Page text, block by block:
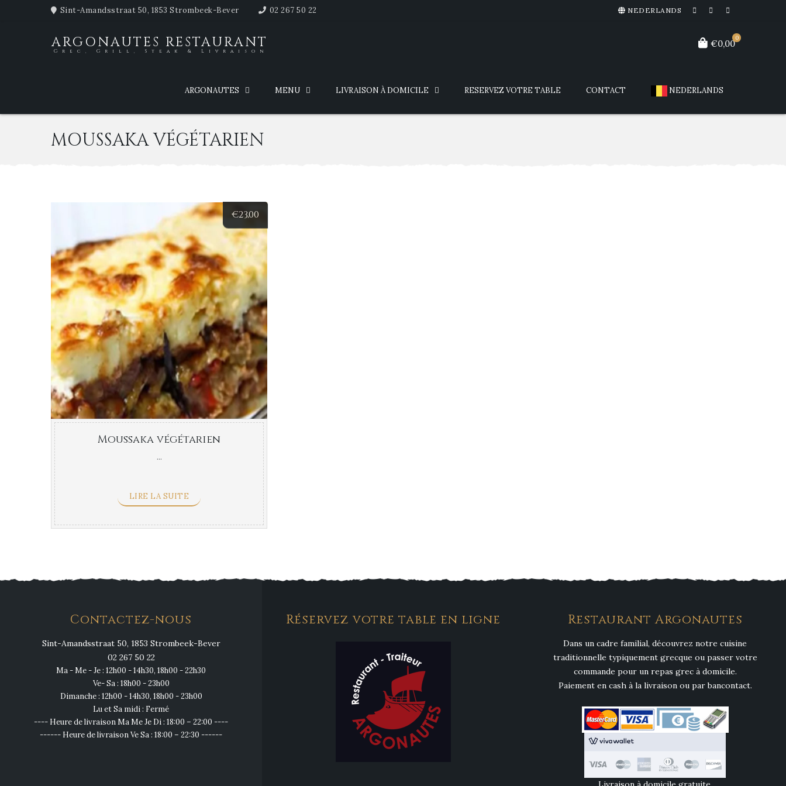
NEDERLANDS
Sint-Amandsstraat 50, 1853 Strombeek-Bever 02 267 50 22
ARGONAUTES RESTAURANT
Grec, Grill, Steak & Livraison
0
€0,00
ARGONAUTES MENU LIVRAISON À DOMICILE RESERVEZ VOTRE TABLE CONTACT NEDERLANDS
MOUSSAKA VÉGÉTARIEN
€23,00
Moussaka végétarien
...
LIRE LA SUITE
Contactez-nous
Sint-Amandsstraat 50, 1853 Strombeek-Bever
02 267 50 22
Ma - Me - Je : 12h00 - 14h30, 18h00 - 22h30
Ve- Sa : 18h00 - 23h00
Dimanche : 12h00 - 14h30, 18h00 - 23h00
Lu et Sa midi : Fermé
---- Heure de livraison Ma Me Je Di : 18:00 – 22:00 ----
------ Heure de livraison Ve Sa : 18:00 – 22:30 ------
Réservez votre table en ligne Restaurant Argonautes
Dans un cadre familial, découvrez notre cuisine
traditionnelle typiquement grecque ou passer votre
commande pour un repas grec à domicile.
Paiement en cash à la livraison ou par bancontact.